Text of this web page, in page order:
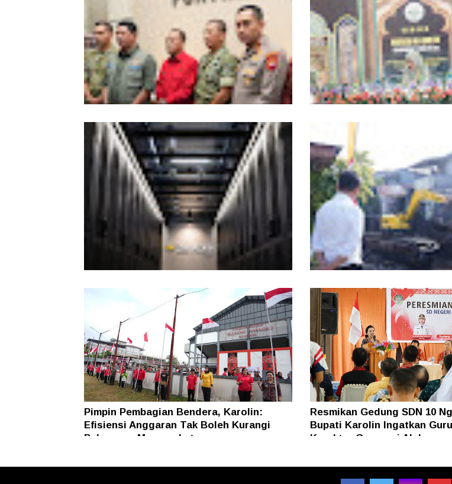
Kesiapsiagaan Total Pemprov Kalbar
Hadapi Karhutla
19 Kafilah Pontianak Melaju
Kalbar ke-34
Indosat Ooredoo Hutchison Luncurkan
Zankore by Indosat
Pemkot Pontianak Tata
Sejumlah Jembatan akan
Pimpin Pembagian Bendera, Karolin:
Efisiensi Anggaran Tak Boleh Kurangi
Pelayanan Masyarakat
Resmikan Gedung SDN 10
Bupati Karolin Ingatkan
Karakter Generasi Alpha